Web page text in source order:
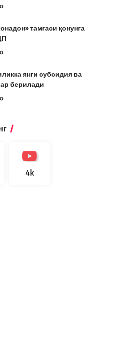
тамғаси қонунга
янги субсидия ва
берилади
4k